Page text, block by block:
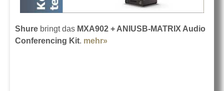
Shure bringt das MXA902 + ANIUSB-MATRIX Audio
Conferencing Kit. mehr»